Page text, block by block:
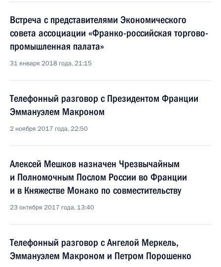
Встреча с представителями Экономического
совета ассоциации «Франко-российская торгово-
промышленная палата»
31 января 2018 года, 21:15
Телефонный разговор с Президентом Франции
Эммануэлем Макроном
2 ноября 2017 года, 22:50
Алексей Мешков назначен Чрезвычайным
и Полномочным Послом России во Франции
и в Княжестве Монако по совместительству
23 октября 2017 года, 13:40
Телефонный разговор с Ангелой Меркель,
Эммануэлем Макроном и Петром Порошенко